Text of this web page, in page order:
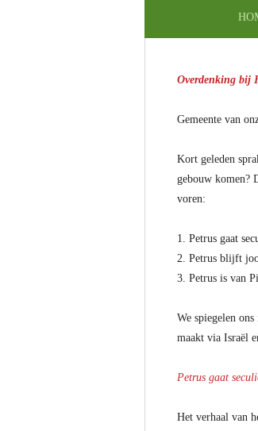
Overdenking bij
Gemeente van
Kort geleden
gebouw komen?
voren:
1. Petrus gaat
2. Petrus blijft
3. Petrus is van
We spiegelen
maakt via Israël
Petrus gaat
Het verhaal van